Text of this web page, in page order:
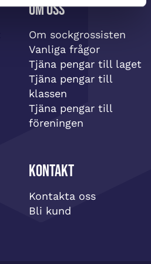
Om oss
Om sockgrossisten
Vanliga frågor
Tjäna pengar till laget
Tjäna pengar till
klassen
Tjäna pengar till
föreningen
Kontakt
Kontakta oss
Bli kund